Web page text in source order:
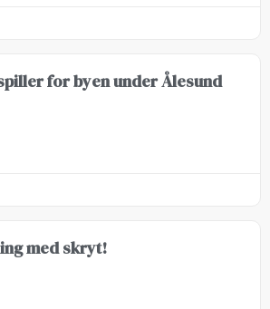
for byen under Ålesund
med skryt!